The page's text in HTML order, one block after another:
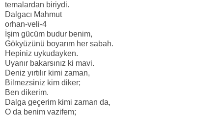
temalardan biriydi.
Dalgacı Mahmut
orhan-veli-4
İşim gücüm budur benim,
Gökyüzünü boyarım her sabah.
Hepiniz uykudayken.
Uyanır bakarsınız ki mavi.
Deniz yırtılır kimi zaman,
Bilmezsiniz kim diker;
Ben dikerim.
Dalga geçerim kimi zaman da,
O da benim vazifem;